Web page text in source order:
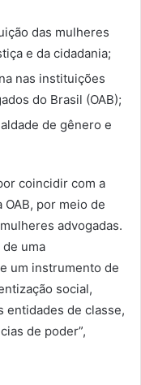
das mulheres
e da cidadania;
nas instituições
do Brasil (OAB);
de gênero e
coincidir com a
por meio de
advogadas.
de uma
um instrumento de
social,
entidades de classe,
de poder”,